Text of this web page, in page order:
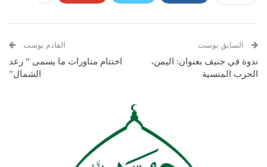
السابق بوست
ندوة في جنيف بعنوان: اليمن،
الحرب المنسية
القادم بوست
اختتام مناورات ما يسمى ” رعد
الشمال”